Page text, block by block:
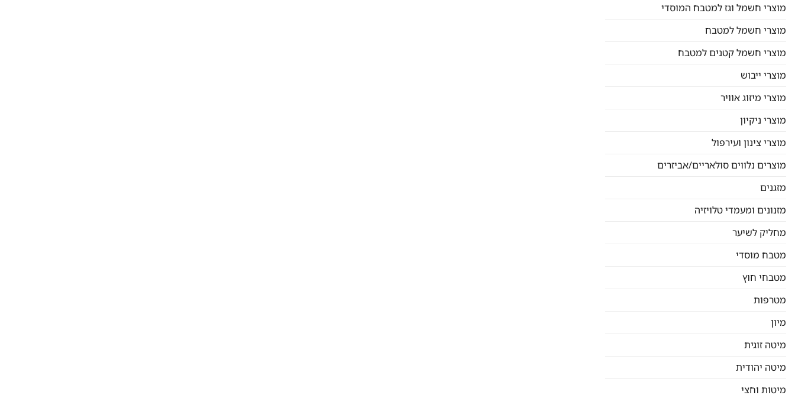
מוצרי חשמל וגז למטבח המוסדי
מוצרי חשמל למטבח
מוצרי חשמל קטנים למטבח
מוצרי ייבוש
מוצרי מיזוג אוויר
מוצרי ניקיון
מוצרי צינון ועירפול
מוצרים נלווים סולאריים/אביזרים
מזגנים
מזנונים ומעמדי טלויזיה
מחליק לשיער
מטבח מוסדי
מטבחי חוץ
מטרפות
מיון
מיטה זוגית
מיטה יהודית
מיטות וחצי